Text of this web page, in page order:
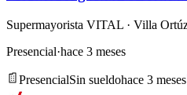
Supermayorista VITAL · Villa
Presencial·hace 3 meses
PresencialSin sueldohace 3 meses